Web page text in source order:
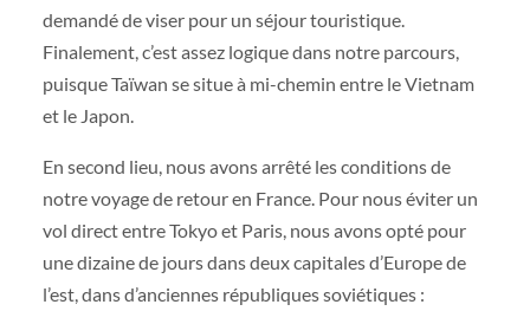
demandé de viser pour un séjour touristique.
Finalement, c’est assez logique dans notre parcours,
puisque Taïwan se situe à mi-chemin entre le Vietnam
et le Japon.
En second lieu, nous avons arrêté les conditions de
notre voyage de retour en France. Pour nous éviter un
vol direct entre Tokyo et Paris, nous avons opté pour
une dizaine de jours dans deux capitales d’Europe de
l’est, dans d’anciennes républiques soviétiques :